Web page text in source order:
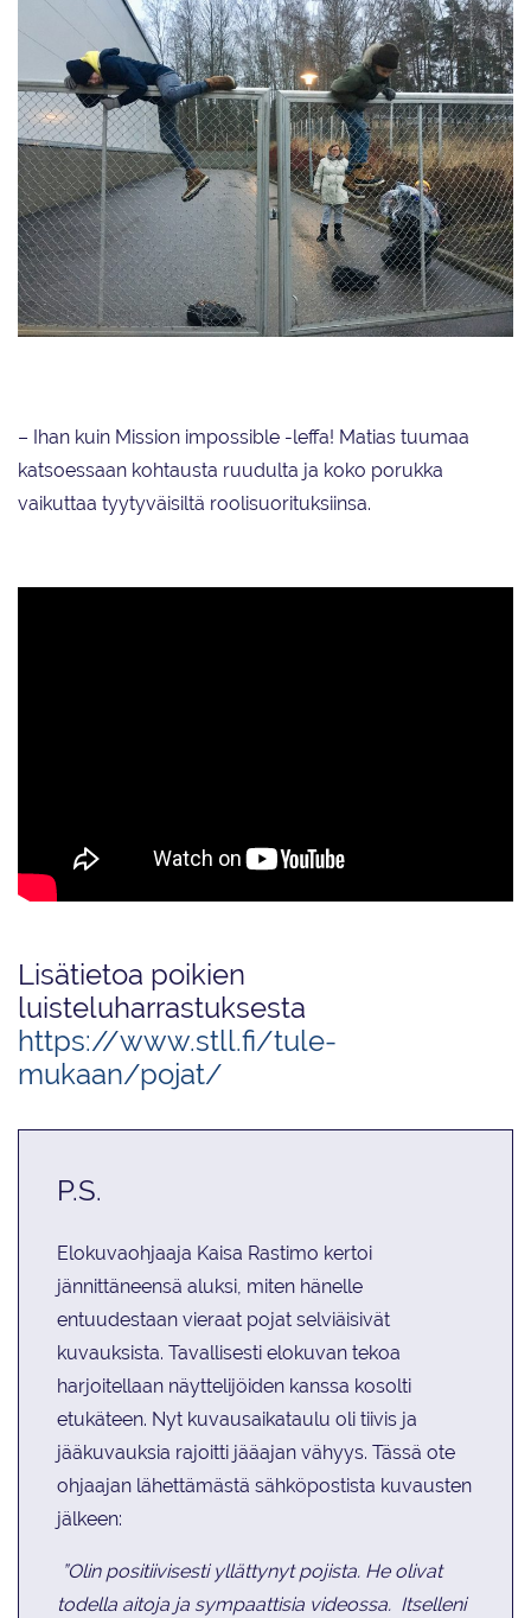
– Ihan kuin Mission impossible -leffa! Matias tuumaa
katsoessaan kohtausta ruudulta ja koko porukka
vaikuttaa tyytyväisiltä roolisuorituksiinsa.
Lisätietoa poikien
luisteluharrastuksesta
https://www.stll.fi/tule-
mukaan/pojat/
P.S.
Elokuvaohjaaja Kaisa Rastimo kertoi
jännittäneensä aluksi, miten hänelle
entuudestaan vieraat pojat selviäisivät
kuvauksista. Tavallisesti elokuvan tekoa
harjoitellaan näyttelijöiden kanssa kosolti
etukäteen. Nyt kuvausaikataulu oli tiivis ja
jääkuvauksia rajoitti jääajan vähyys. Tässä ote
ohjaajan lähettämästä sähköpostista kuvausten
jälkeen:
”Olin positiivisesti yllättynyt pojista. He olivat
todella aitoja ja sympaattisia videossa. Itselleni